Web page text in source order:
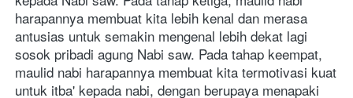
harapannya membuat kita lebih kenal dan merasa
antusias untuk semakin mengenal lebih dekat lagi
sosok pribadi agung Nabi saw. Pada tahap keempat,
maulid nabi harapannya membuat kita termotivasi kuat
untuk itba' kepada nabi, dengan berupaya menapaki